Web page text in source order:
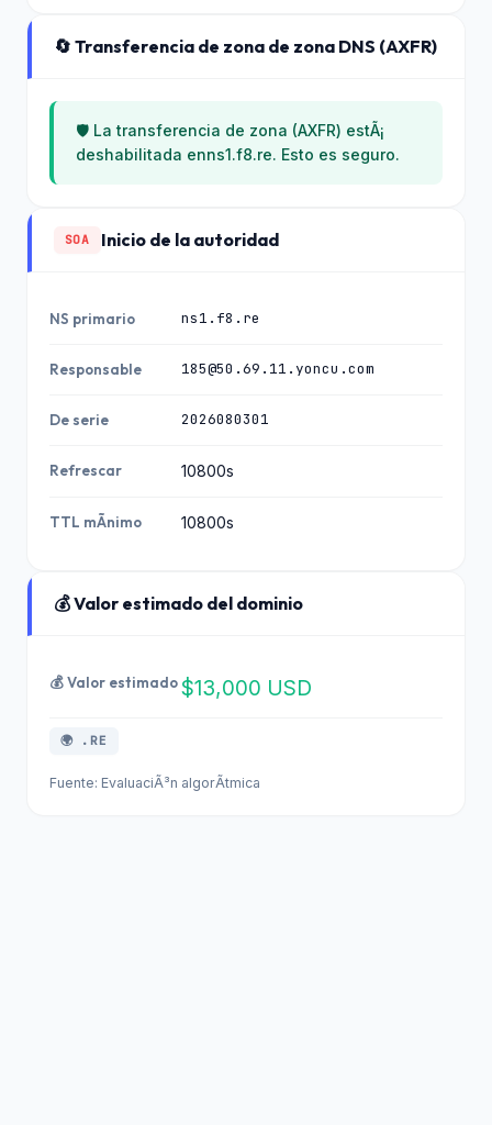
🔄 Transferencia de zona de zona DNS (AXFR)
🛡️ La transferencia de zona (AXFR) estÃ¡
deshabilitada enns1.f8.re. Esto es seguro.
SOA Inicio de la autoridad
NS primario ns1.f8.re
Responsable 185@50.69.11.yoncu.com
De serie 2026080301
Refrescar 10800s
TTL mÃ­nimo 10800s
💰 Valor estimado del dominio
💰 Valor estimado$13,000 USD
🌍 .RE
Fuente: EvaluaciÃ³n algorÃ­tmica